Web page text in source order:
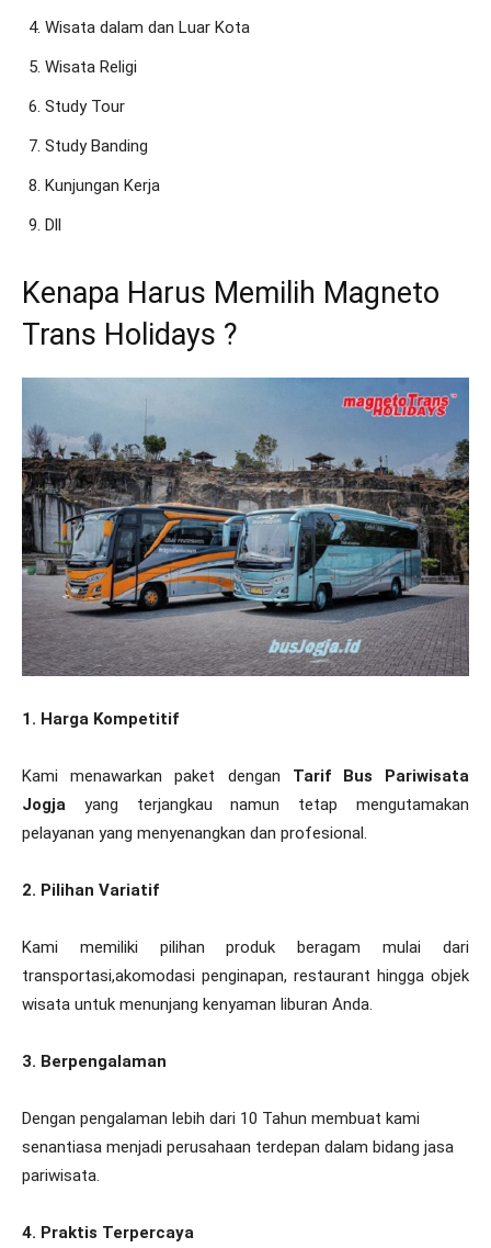
Wisata dalam dan Luar Kota
Wisata Religi
Study Tour
Study Banding
Kunjungan Kerja
Dll
Kenapa Harus Memilih Magneto
Trans Holidays ?
1. Harga Kompetitif
Kami menawarkan paket dengan Tarif Bus Pariwisata
Jogja yang terjangkau namun tetap mengutamakan
pelayanan yang menyenangkan dan profesional.
2. Pilihan Variatif
Kami memiliki pilihan produk beragam mulai dari
transportasi,akomodasi penginapan, restaurant hingga objek
wisata untuk menunjang kenyaman liburan Anda.
3. Berpengalaman
Dengan pengalaman lebih dari 10 Tahun membuat kami
senantiasa menjadi perusahaan terdepan dalam bidang jasa
pariwisata.
4. Praktis Terpercaya